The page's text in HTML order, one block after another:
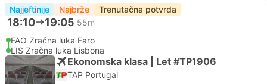
Najjeftinije Najbrže Trenutačna potvrda
18:10 19:05 55m
FAO Zračna luka Faro
LIS Zračna luka Lisbona
Ekonomska klasa | Let #TP1906
TAP Portugal